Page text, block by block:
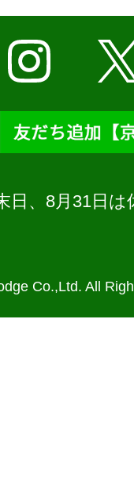
日、8月31日
Co.,Ltd. All